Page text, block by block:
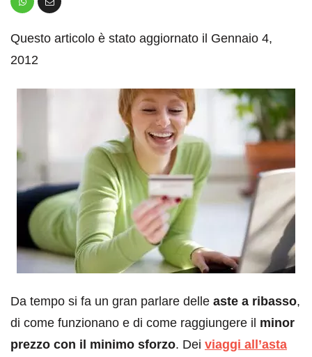
Questo articolo è stato aggiornato il Gennaio 4,
2012
Da tempo si fa un gran parlare delle aste a ribasso,
di come funzionano e di come raggiungere il minor
prezzo con il minimo sforzo. Dei viaggi all’asta